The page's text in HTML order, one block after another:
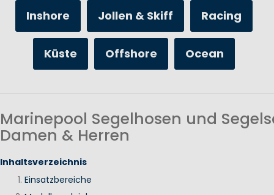
Inshore Jollen & Skiff Racing
Küste Offshore Ocean
Marinepool Segelhosen und
Damen & Herren
Inhaltsverzeichnis
Einsatzbereiche